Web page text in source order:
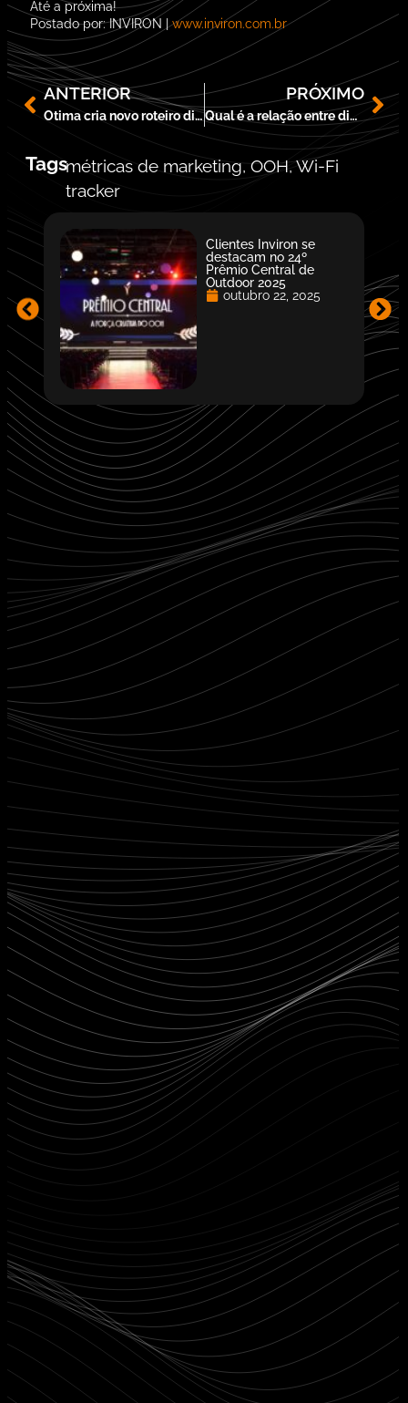
Até a próxima!
Postado por: INVIRON |www.inviron.com.br
ANTERIOR
Otima cria novo roteiro digital em São Paulo
PRÓXIMO
Qual é a relação entre digital signage e a Internet das Coisas?
Tagsmétricas de marketing, OOH,Wi-Fi
tracker
Clientes Inviron se
destacam no 24º
Prêmio Central de
Outdoor 2025
outubro 22, 2025